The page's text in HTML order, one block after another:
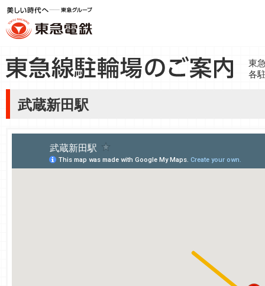
東
各
武蔵新田駅